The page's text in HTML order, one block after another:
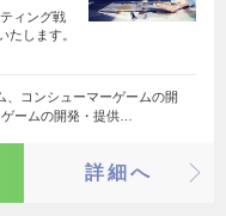
ィング戦
たします。
、コンシューマーゲームの開
ームの開発・提供…
詳細へ